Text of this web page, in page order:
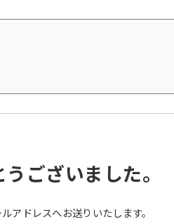
ございました。
アドレスへお送りいたします。